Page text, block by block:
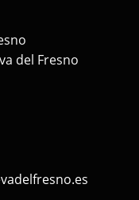
del Fresno